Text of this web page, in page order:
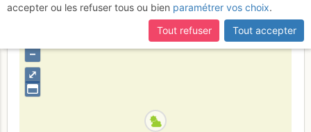
Bernoises
⤢
–
accepter ou les refuser tous ou bien paramétrer vos choix.
Tout refuser
Tout accepter